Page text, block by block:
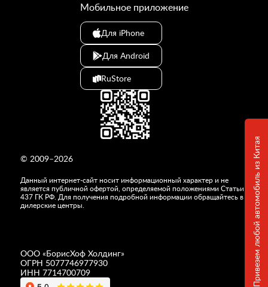
Привезем любой автомобиль из Китая
© 2009–2026
Данный интернет-сайт носит информационный характер и не
является публичной офертой, определяемой положениями Статьи
437 ГК РФ. Для получения подробной информации обращайтесь в
дилерские центры.
ООО «БорисХоф Холдинг»
ОГРН 5077746977930
ИНН 7714700709
Мобильное приложение
Для iPhone
Для Android
RuStore